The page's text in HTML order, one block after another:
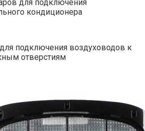
подключения воздуховодов к
отверстиям